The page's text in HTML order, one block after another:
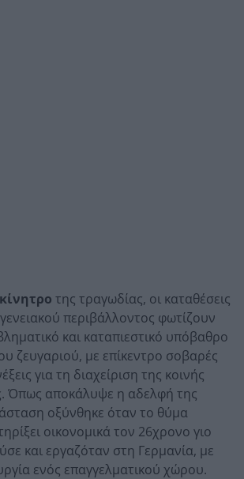
κίνητρο της τραγωδίας, οι καταθέσεις
περιβάλλοντος φωτίζουν
και καταπιεστικό υπόβαθρο
ζευγαριού, με επίκεντρο σοβαρές
για τη διαχείριση της κοινής
Όπως αποκάλυψε η αδελφή της
οξύνθηκε όταν το θύμα
οικονομικά τον 26χρονο γιο
και εργαζόταν στη Γερμανία, με
ενός επαγγελματικού χώρου.